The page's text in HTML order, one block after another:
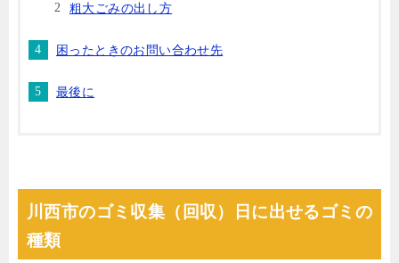
粗大ごみの出し方
困ったときのお問い合わせ先
最後に
川西市のゴミ収集（回収）日に出せるゴミの
種類